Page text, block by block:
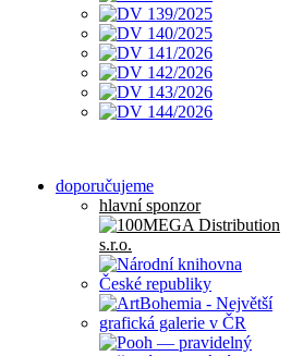
doporučujeme
hlavní sponzor